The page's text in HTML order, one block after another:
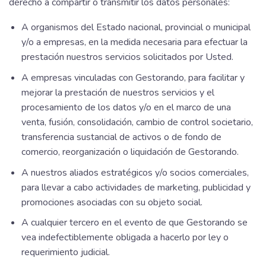
A organismos del Estado nacional, provincial o municipal
y/o a empresas, en la medida necesaria para efectuar la
prestación nuestros servicios solicitados por Usted.
A empresas vinculadas con Gestorando, para facilitar y
mejorar la prestación de nuestros servicios y el
procesamiento de los datos y/o en el marco de una
venta, fusión, consolidación, cambio de control societario,
transferencia sustancial de activos o de fondo de
comercio, reorganización o liquidación de Gestorando.
A nuestros aliados estratégicos y/o socios comerciales,
para llevar a cabo actividades de marketing, publicidad y
promociones asociadas con su objeto social.
A cualquier tercero en el evento de que Gestorando se
vea indefectiblemente obligada a hacerlo por ley o
requerimiento judicial.